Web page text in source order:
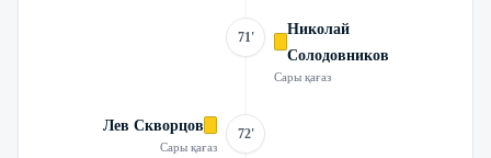
71'
Николай
Солодовников
Сары қағаз
Лев Скворцов
Сары қағаз
72'